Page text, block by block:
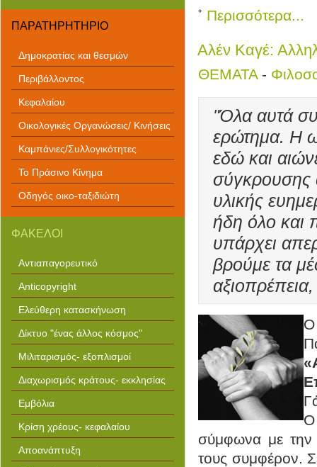
ΠΑΡΑΤΗΡΗΤΗΡΙΟ
Δημοκρατίας και θεσμών
Περιβάλλοντος
Κεφαλαίου
Οικολογικές Οργανώσεις/ Κινήσεις
Καμπάνιες/Συλλογικότητες
Το Πράσινο Κίνημα
Οδηγός οικο-ταξιδιώτη
ΦΑΚΕΛΟΙ
Αντιαπαγορευτικό
Anticopyright
Ελεύθερη κατασκήνωση
Δίκτυο "ένας άλλος κόσμος"
Μιλιταρισμός- εξοπλισμοί
Διαχωρισμός κράτους- εκκλησίας
Εμβόλια
Κρίση χρέους- κεφαλαίου
Αποανάπτυξη
Περισσότερα...
Αλέν Καγέ:
ΘΕΜΑΤΑ -
"Όλα αυτά
ερώτημα. Η
εδώ και
σύγκρουσης
υλικής
ήδη όλο και
υπάρχει
βρούμε τα
Ο
σύμφωνα με την
τους συμφέρον.